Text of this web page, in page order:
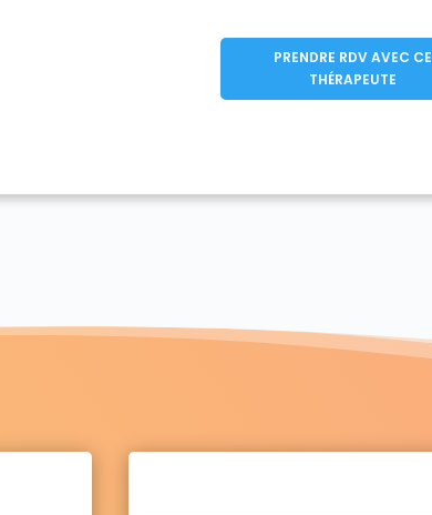
PRENDRE RDV AVEC CE
THÉRAPEUTE